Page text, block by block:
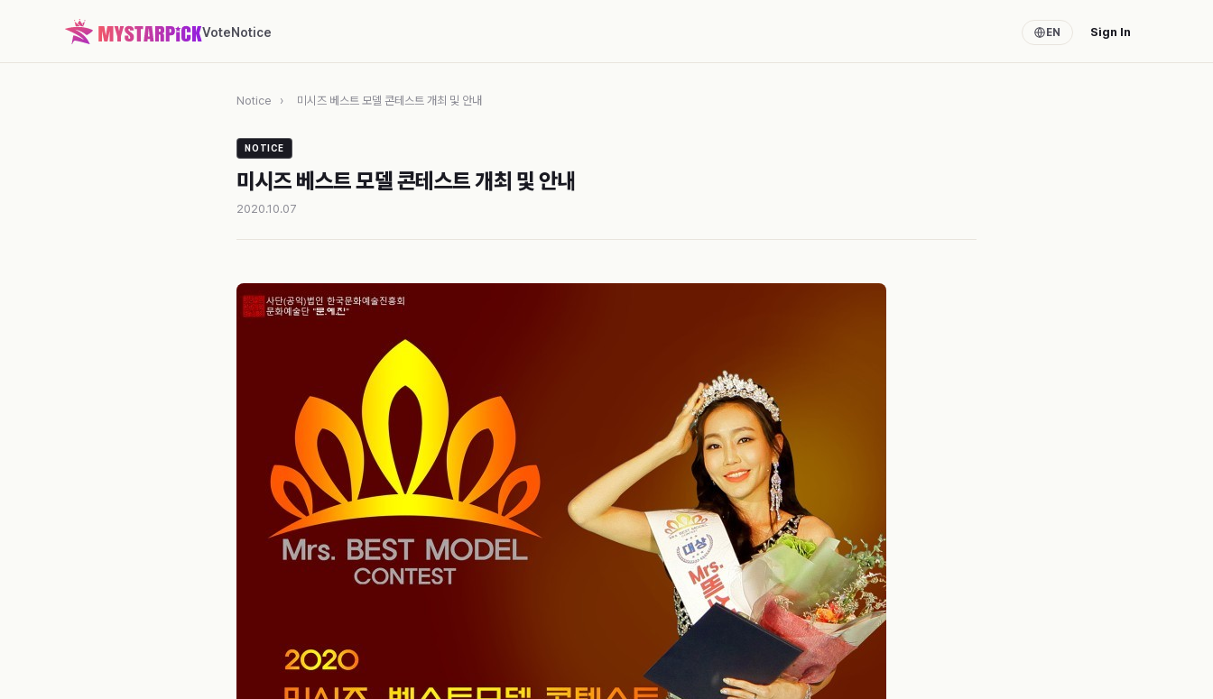
VoteNotice EN Sign In
Notice › 미시즈 베스트 모델 콘테스트 개최 및 안내
NOTICE
미시즈 베스트 모델 콘테스트 개최 및 안내
2020.10.07